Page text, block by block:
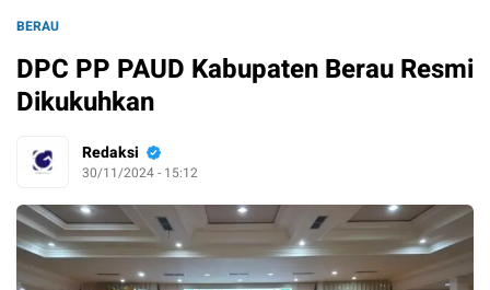
BERAU
DPC PP PAUD Kabupaten Berau Resmi
Dikukuhkan
Redaksi
30/11/2024 - 15:12